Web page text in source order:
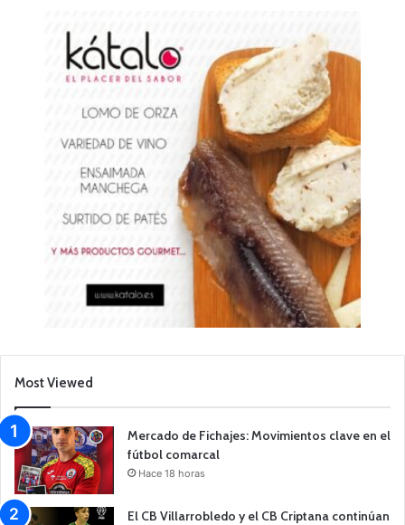
Most Viewed
Mercado de Fichajes: Movimientos clave en el
fútbol comarcal
Hace 18 horas
El CB Villarrobledo y el CB Criptana continúan